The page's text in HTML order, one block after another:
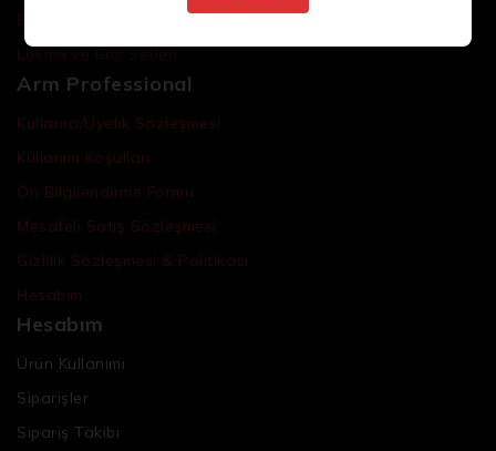
Batarya ve Adaptörler
Lokma ve Bits Setleri
Arm Professional
Kullanıcı/Üyelik Sözleşmesi
Kullanım Koşulları
Ön Bilgilendirme Formu
Mesafeli Satış Sözleşmesi
Gizlilik Sözleşmesi & Politikası
Hesabım
Hesabım
Ürün Kullanımı
Siparişler
Sipariş Takibi